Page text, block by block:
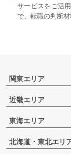
サービスをご活
で、転職の判断材
関東エリア
近畿エリア
東海エリア
北海道・東北エリ